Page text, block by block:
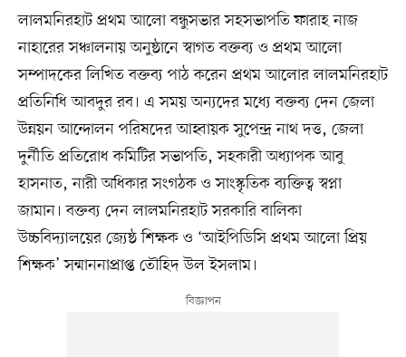
লালমনিরহাট প্রথম আলো বন্ধুসভার সহসভাপতি ফারাহ নাজ
নাহারের সঞ্চালনায় অনুষ্ঠানে স্বাগত বক্তব্য ও প্রথম আলো
সম্পাদকের লিখিত বক্তব্য পাঠ করেন প্রথম আলোর লালমনিরহাট
প্রতিনিধি আবদুর রব। এ সময় অন্যদের মধ্যে বক্তব্য দেন জেলা
উন্নয়ন আন্দোলন পরিষদের আহ্বায়ক সুপেন্দ্র নাথ দত্ত, জেলা
দুর্নীতি প্রতিরোধ কমিটির সভাপতি, সহকারী অধ্যাপক আবু
হাসনাত, নারী অধিকার সংগঠক ও সাংস্কৃতিক ব্যক্তিত্ব স্বপ্না
জামান। বক্তব্য দেন লালমনিরহাট সরকারি বালিকা
উচ্চবিদ্যালয়ের জ্যেষ্ঠ শিক্ষক ও ‘আইপিডিসি প্রথম আলো প্রিয়
শিক্ষক’ সন্মাননাপ্রাপ্ত তৌহিদ উল ইসলাম।